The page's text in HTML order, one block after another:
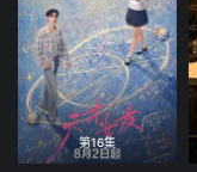
第16集